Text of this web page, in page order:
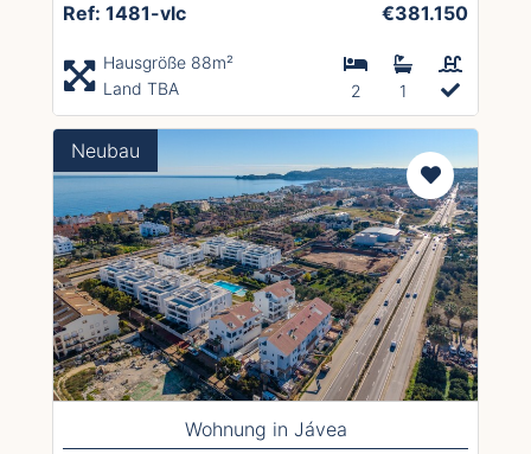
Ref: 1481-vlc €381.150
Hausgröße 88m²
Land TBA
2 1
Neubau
Wohnung in Jávea